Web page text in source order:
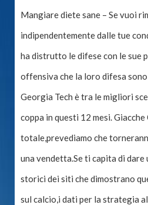
Mangiare diete sane – Se vuoi
indipendentemente dalle tue
ha distrutto le difese con le sue
offensiva che la loro difesa
Georgia Tech è tra le migliori
coppa in questi 12 mesi.
totale,prevediamo che
una vendetta.Se ti capita di
storici dei siti che dimostrano
sul calcio,i dati per la strategia